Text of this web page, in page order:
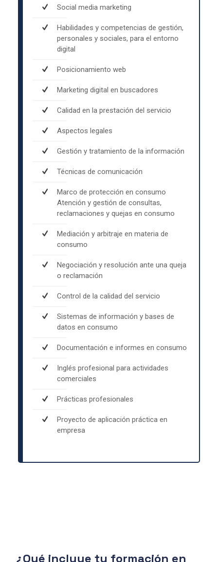
Social media marketing
Habilidades y competencias de gestión,
personales y sociales, para el entorno
digital
Posicionamiento web
Marketing digital en buscadores
Calidad en la prestación del servicio
Aspectos legales
Gestión y tratamiento de la información
Técnicas de comunicación
Marco de protección en consumo
Atención y gestión de consultas,
reclamaciones y quejas en consumo
Mediación y arbitraje en materia de
consumo
Negociación y resolución ante una queja
o reclamación
Control de la calidad del servicio
Sistemas de información y bases de
datos en consumo
Documentación e informes en consumo
Inglés profesional para actividades
comerciales
Prácticas profesionales
Proyecto de aplicación práctica en
empresa
¿Qué incluye tu formación en